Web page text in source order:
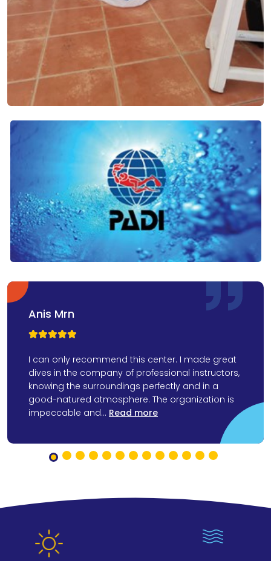
Anis Mrn



I can only recommend this center. I made great
dives in the company of professional instructors,
knowing the surroundings perfectly and in a
good-natured atmosphere. The organization is
impeccable and... Read more